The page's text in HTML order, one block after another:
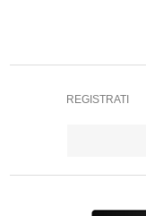
REGISTRATI